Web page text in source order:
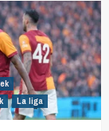
La liga